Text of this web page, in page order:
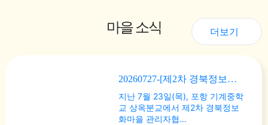
마을 소식 더보기
20260727-[제2차 경북정보화마을 관…
지난 7월 23일(목), 포항 기계중학
교 상옥분교에서 제2차 경북정보
화마을 관리자협…